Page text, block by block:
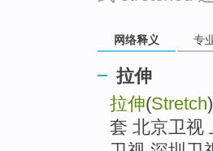
网络释义 专
拉伸
拉伸(Stretch
套 北京卫视